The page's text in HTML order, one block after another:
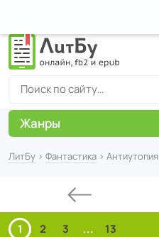
ЛитБу › Фантастика › Антиутопия
1 2 3 ... 13
Жанры